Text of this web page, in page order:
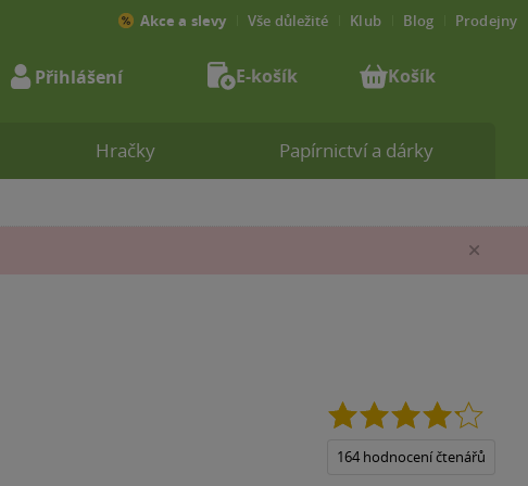
5
164 hodnocení čtenářů
Hračky Papírnictví a dárky
Akce a slevy Vše důležité Klub Blog Prodejny
Přihlášení E-košík Košík